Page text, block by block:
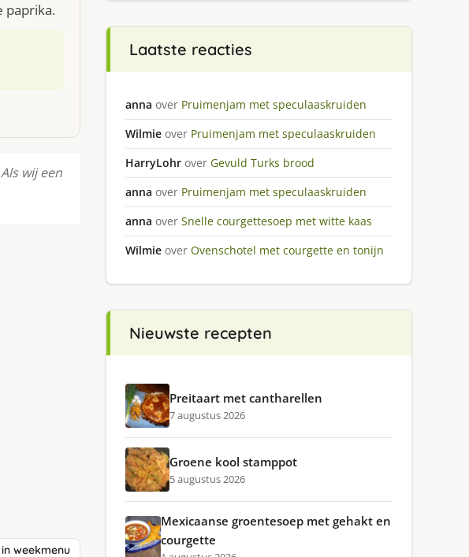
paprika.
wij een
weekmenu
Laatste reacties
anna over Pruimenjam met speculaaskruiden
Wilmie over Pruimenjam met speculaaskruiden
HarryLohr over Gevuld Turks brood
anna over Pruimenjam met speculaaskruiden
anna over Snelle courgettesoep met witte kaas
Wilmie over Ovenschotel met courgette en tonijn
Nieuwste recepten
Preitaart met cantharellen
7 augustus 2026
Groene kool stamppot
5 augustus 2026
Mexicaanse groentesoep met gehakt en
courgette